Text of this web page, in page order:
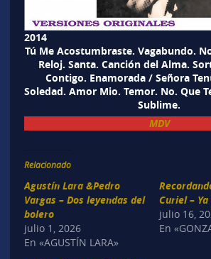
2014
Tú Me Acostumbraste. Vagabundo.
Reloj. Santa. Canción del Alma.
Contigo. Enamorada / Señora
Soledad. Amor Mio. Temor. No. Que
Sublime.
MDV
Relacionado
Agustín Lara &Pedro
Vargas – Dos leyendas del
bolero
julio 1, 2026
En «AGUSTÍN LARA»
Curiel –
julio 16,
En